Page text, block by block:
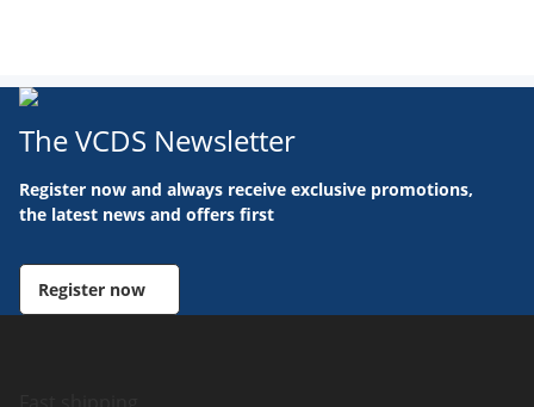
The VCDS Newsletter
Register now and always receive exclusive promotions,
the latest news and offers first
Register now